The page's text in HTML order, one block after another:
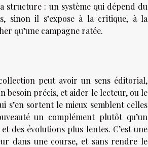
structure : un système qui dépend du
sinon il s’expose à la critique, à la
qu’une campagne ratée.
peut avoir un sens éditorial,
besoin précis, et aider le lecteur, ou le
s’en sortent le mieux semblent celles
un complément plutôt qu’un
des évolutions plus lentes. C’est une
dans une course, et sans rendre le